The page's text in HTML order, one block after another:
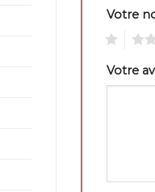
Votre
Votre